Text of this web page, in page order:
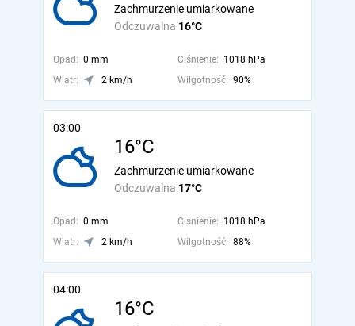
Odczuwalna 16°C
Zachmurzenie umiarkowane
Opad: 0 mm Ciśnienie: 1018 hPa
Wiatr:
2 km/h Wilgotność: 90%
03:00
16°C
Odczuwalna 17°C
Zachmurzenie umiarkowane
Opad: 0 mm Ciśnienie: 1018 hPa
Wiatr:
2 km/h Wilgotność: 88%
04:00
16°C